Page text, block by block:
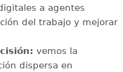
a agentes
del trabajo y mejorar
vemos la
dispersa en